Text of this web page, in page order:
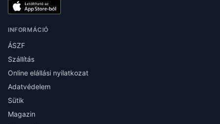
INFORMÁCIÓ
ÁSZF
Szállítás
Online elállási nyilatkozat
Adatvédelem
Sütik
Magazin